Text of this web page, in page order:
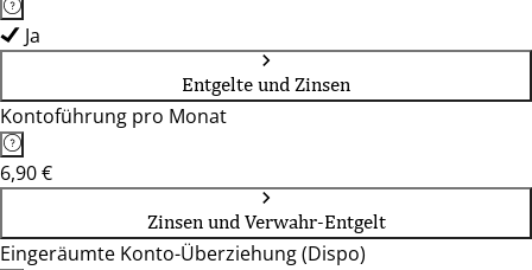
Ja
Entgelte und Zinsen
Kontoführung pro Monat
6,90 €
Zinsen und Verwahr-Entgelt
Eingeräumte Konto-Überziehung (Dispo)